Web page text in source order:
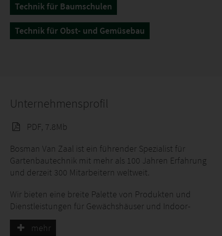
Technik für Baumschulen
Technik für Obst- und Gemüsebau
Unternehmensprofil
PDF, 7.8Mb
Bosman Van Zaal ist ein führender Spezialist für
Gartenbautechnik mit mehr als 100 Jahren Erfahrung
und derzeit 300 Mitarbeitern weltweit.
Wir bieten eine breite Palette von Produkten und
Dienstleistungen für Gewächshäuser und Indoor-
Farmen. Ob es sich um Mobil- und Roll-
Mobiltischsysteme, Robotisierung, Klimaregelung,
mehr